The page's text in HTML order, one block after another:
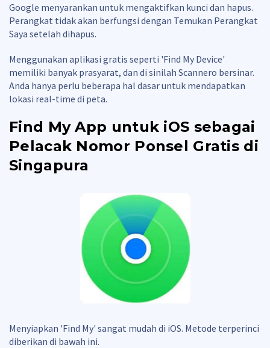
Google menyarankan untuk mengaktifkan kunci dan hapus.
Perangkat tidak akan berfungsi dengan Temukan Perangkat
Saya setelah dihapus.
Menggunakan aplikasi gratis seperti 'Find My Device'
memiliki banyak prasyarat, dan di sinilah Scannero bersinar.
Anda hanya perlu beberapa hal dasar untuk mendapatkan
lokasi real-time di peta.
Find My App untuk iOS sebagai
Pelacak Nomor Ponsel Gratis di
Singapura
Menyiapkan 'Find My' sangat mudah di iOS. Metode terperinci
diberikan di bawah ini.